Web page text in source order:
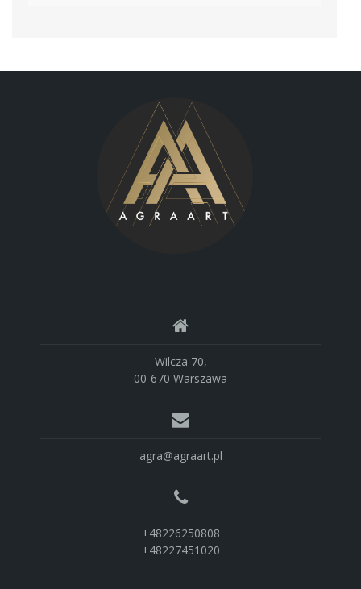
Wilcza 70,
00-670 Warszawa
agra@agraart.pl
+48226250808
+48227451020